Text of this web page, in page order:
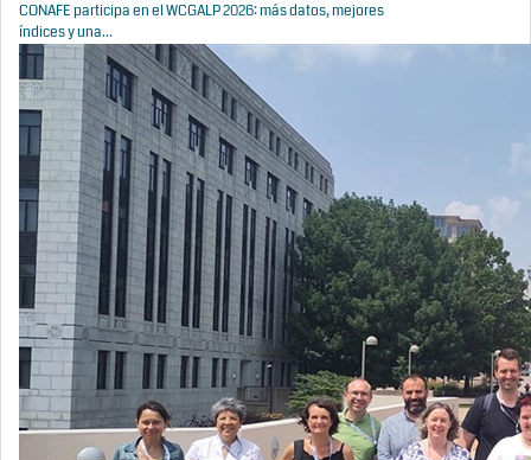
CONAFE participa en el WCGALP 2026: más datos, mejores
índices y una...